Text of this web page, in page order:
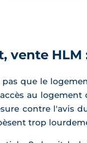
vente
que le
au
contre l'avis
trop